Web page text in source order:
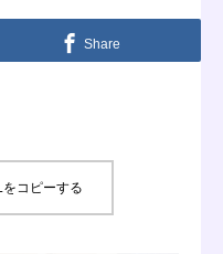
Share
コピーする